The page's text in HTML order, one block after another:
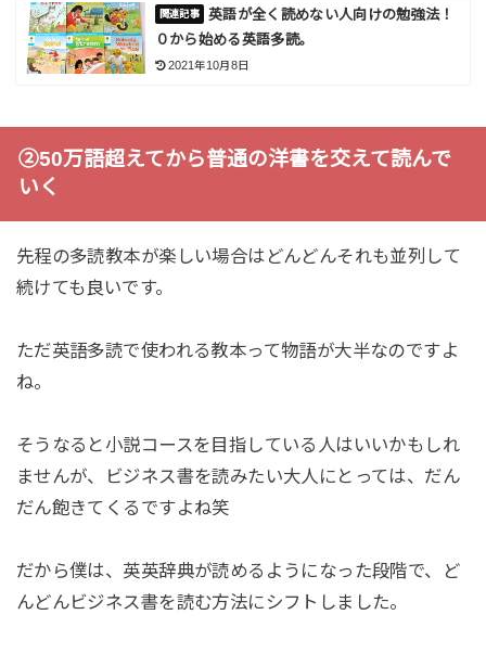
英語が全く読めない人向けの勉強法！
０から始める英語多読。
2021年10月8日
②50万語超えてから普通の洋書を交えて読んで
いく
先程の多読教本が楽しい場合はどんどんそれも並列して
続けても良いです。
ただ英語多読で使われる教本って物語が大半なのですよ
ね。
そうなると小説コースを目指している人はいいかもしれ
ませんが、ビジネス書を読みたい大人にとっては、だん
だん飽きてくるですよね笑
だから僕は、英英辞典が読めるようになった段階で、ど
んどんビジネス書を読む方法にシフトしました。